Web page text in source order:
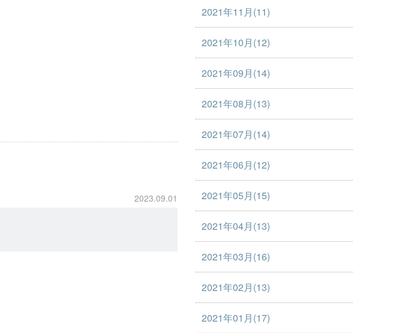
2023.09.01
2021年11月(11)
2021年10月(12)
2021年09月(14)
2021年08月(13)
2021年07月(14)
2021年06月(12)
2021年05月(15)
2021年04月(13)
2021年03月(16)
2021年02月(13)
2021年01月(17)